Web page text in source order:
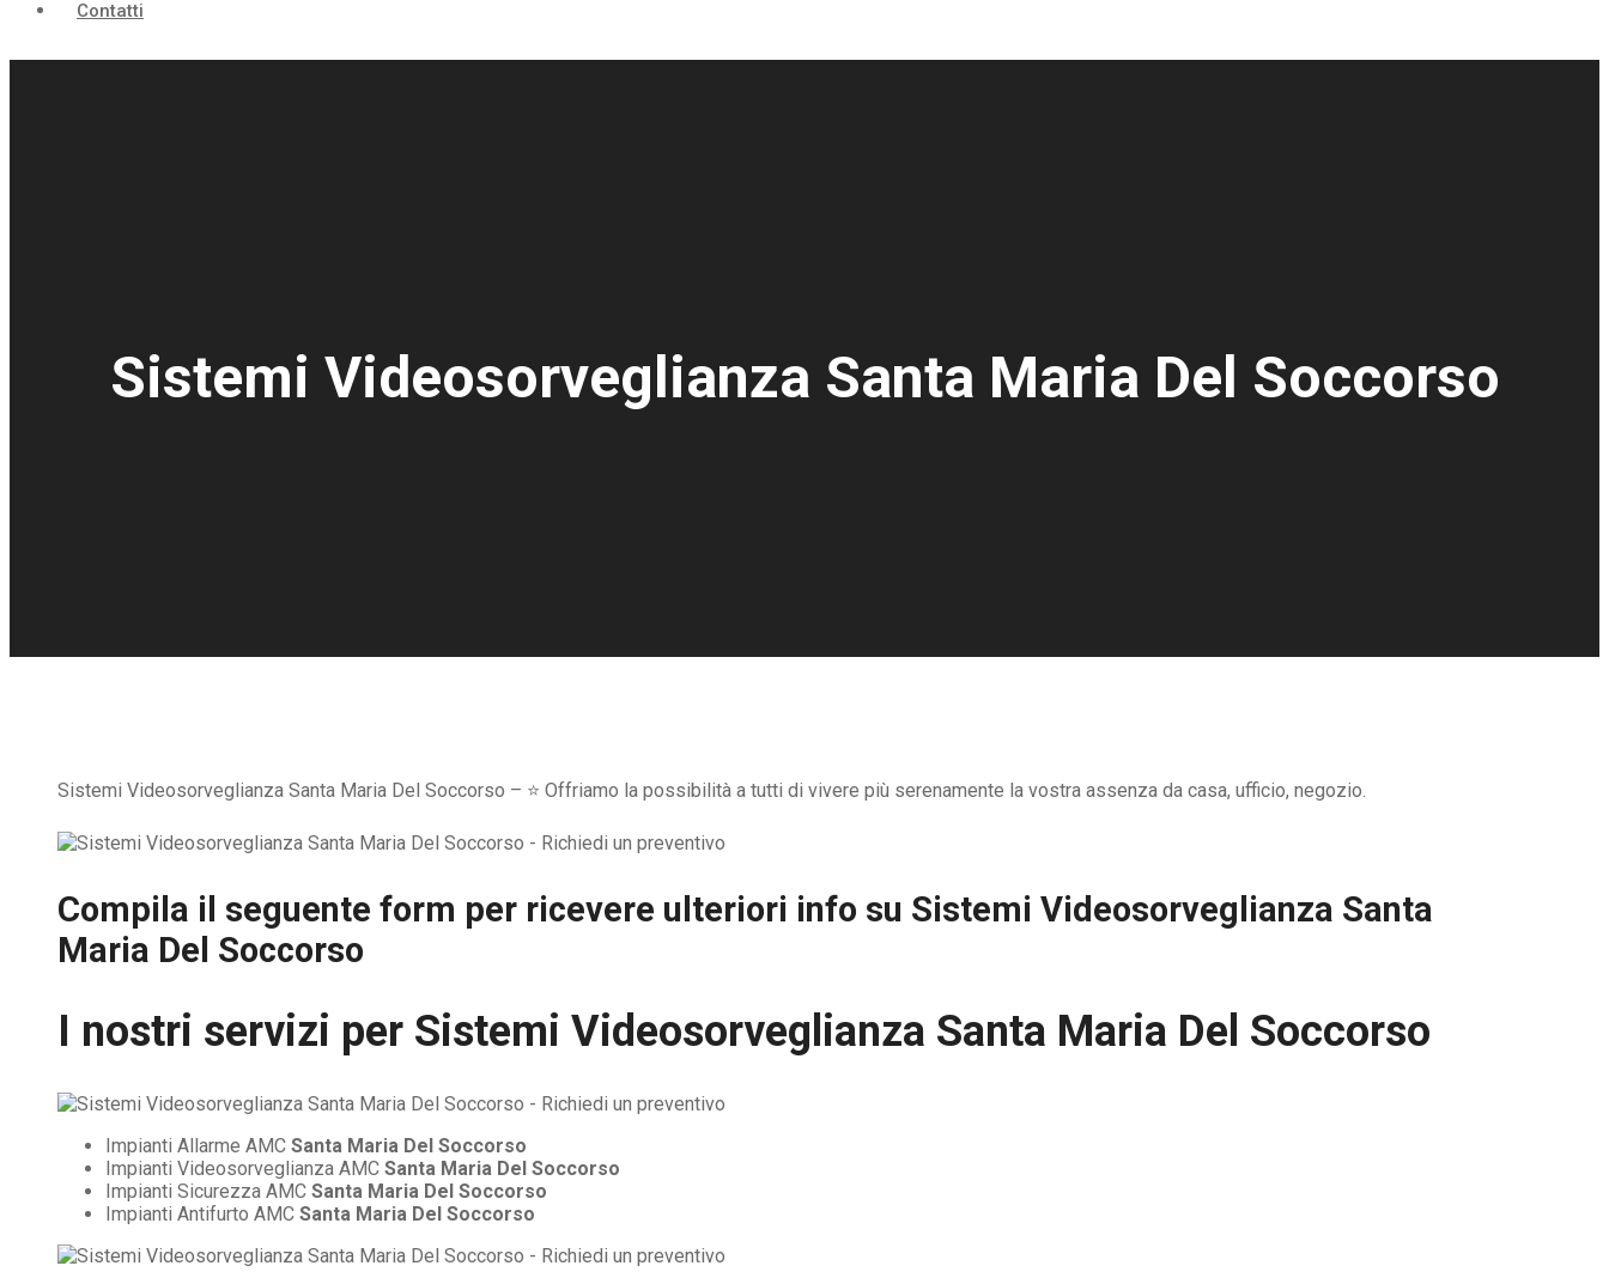
Contatti
Sistemi Videosorveglianza Santa Maria Del Soccorso
Sistemi Videosorveglianza Santa Maria Del Soccorso – ⭐ Offriamo la possibilità a tutti di vivere più serenamente la vostra assenza da casa, ufficio, negozio.
Compila il seguente form per ricevere ulteriori info su Sistemi Videosorveglianza Santa
Maria Del Soccorso
I nostri servizi per Sistemi Videosorveglianza Santa Maria Del Soccorso
Impianti Allarme AMC Santa Maria Del Soccorso
Impianti Videosorveglianza AMC Santa Maria Del Soccorso
Impianti Sicurezza AMC Santa Maria Del Soccorso
Impianti Antifurto AMC Santa Maria Del Soccorso